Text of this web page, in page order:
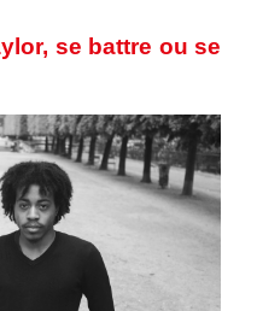
se battre ou se